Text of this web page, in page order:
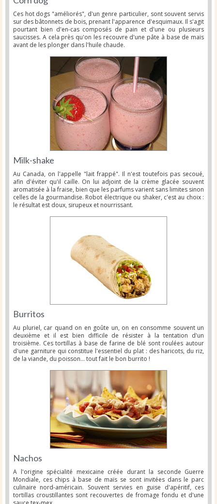
Ces hot dogs "améliorés", d'un genre particulier, sont souvent servis
sur des bâtonnets de bois, prenant l'apparence d'esquimaux. Il s'agit
pourtant bien d'en-cas composés de pain et d'une ou plusieurs
saucisses. A cela près qu'on les recouvre d'une pâte à base de maïs
avant de les plonger dans l'huile chaude.
Milk-shake
Au Canada, on l'appelle "lait frappé". Il n'est toutefois pas secoué,
afin d'éviter qu'il caille. On lui adjoint de la crème glacée souvent
aromatisée à la fraise, bien que les parfums varient sans limites sinon
celles de la gourmandise. Robot électrique ou shaker, c'est au choix :
le résultat est doux, sirupeux et nourrissant.
Burritos
Au pluriel, car quand on en goûte un, on en consomme souvent un
deuxième et il est bien difficile de résister à la tentation d'un
troisième. Ces tortillas à base de farine de blé sont roulées autour
d'une garniture qui constitue l'essentiel du plat : des haricots, du riz,
de la viande, du poisson... tout fait le bon burrito !
Nachos
A l'origine spécialité mexicaine créée durant la seconde Guerre
Mondiale, ces chips à base de maïs se sont invitées dans le parc
culinaire nord-américain. Souvent servies en guise d'apéritif, ces
tortillas croustillantes sont recouvertes de fromage fondu et d'une